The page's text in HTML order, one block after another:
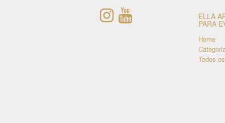
ELLA
PARA
Home
Todos